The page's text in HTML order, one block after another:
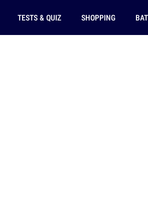
TESTS & QUIZ SHOPPING